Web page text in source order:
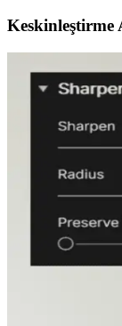
Keskinleştirme